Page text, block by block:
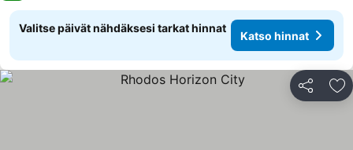
Valitse päivät nähdäksesi tarkat hinnat
Katso hinnat
Jaa